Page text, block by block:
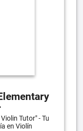
Tutor" - Tu
en Violín